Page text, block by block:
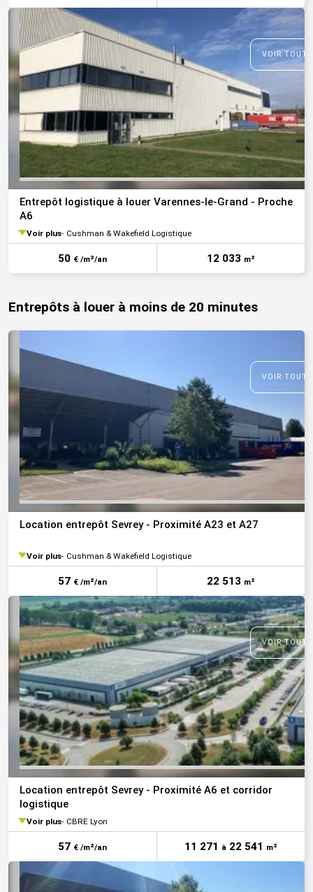
VOIR
Entrepôt logistique à louer Varennes-le-Grand - Proche
A6
Voir plus Cushman & Wakefield Logistique
50 € /m²/an 12 033 m²
Entrepôts à louer à moins de 20 minutes
VOIR
Location entrepôt Sevrey - Proximité A23 et A27
Voir plus Cushman & Wakefield Logistique
57 € /m²/an 22 513 m²
VOIR
Location entrepôt Sevrey - Proximité A6 et corridor
logistique
Voir plus CBRE Lyon
57 € /m²/an 11 271 à 22 541 m²